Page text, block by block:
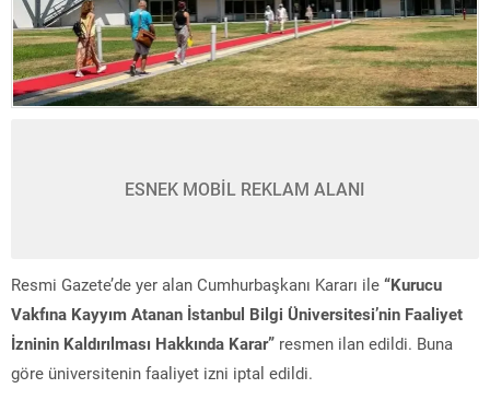
ESNEK MOBİL REKLAM ALANI
Resmi Gazete’de yer alan Cumhurbaşkanı Kararı ile “Kurucu
Vakfına Kayyım Atanan İstanbul Bilgi Üniversitesi’nin Faaliyet
İzninin Kaldırılması Hakkında Karar” resmen ilan edildi. Buna
göre üniversitenin faaliyet izni iptal edildi.